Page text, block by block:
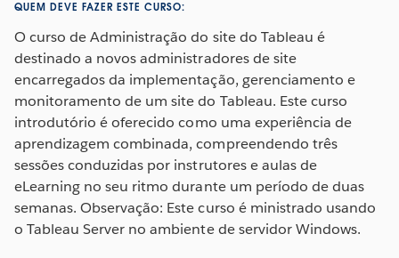
QUEM DEVE FAZER ESTE CURSO:
O curso de Administração do site do Tableau é
destinado a novos administradores de site
encarregados da implementação, gerenciamento e
monitoramento de um site do Tableau. Este curso
introdutório é oferecido como uma experiência de
aprendizagem combinada, compreendendo três
sessões conduzidas por instrutores e aulas de
eLearning no seu ritmo durante um período de duas
semanas. Observação: Este curso é ministrado usando
o Tableau Server no ambiente de servidor Windows.